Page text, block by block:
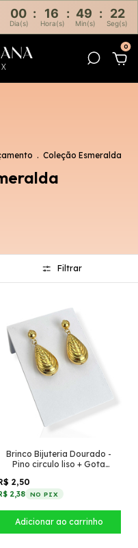
00 : 16 : 49 : 19
Dia(s) Hora(s) Min(s) Seg(s)
0
. Coleção Esmeralda
Filtrar
Brinco Bijuteria Dourado -
Pino circulo liso + Gota
2,50
2,38 NO PIX